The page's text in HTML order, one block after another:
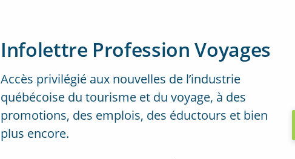
Infolettre Profession Voyages
Accès privilégié aux nouvelles de l’industrie
québécoise du tourisme et du voyage, à des
promotions, des emplois, des éductours et bien
plus encore.